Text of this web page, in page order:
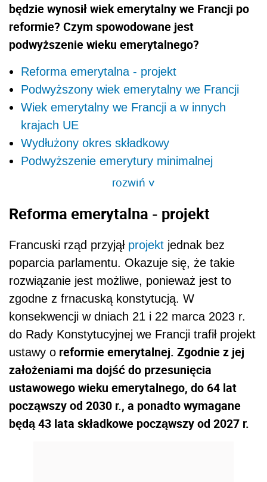
będzie wynosił wiek emerytalny we Francji po
reformie? Czym spowodowane jest
podwyższenie wieku emerytalnego?
Reforma emerytalna - projekt
Podwyższony wiek emerytalny we Francji
Wiek emerytalny we Francji a w innych
krajach UE
Wydłużony okres składkowy
Podwyższenie emerytury minimalnej
rozwiń>
Reforma emerytalna - projekt
Francuski rząd przyjął projekt jednak bez
poparcia parlamentu. Okazuje się, że takie
rozwiązanie jest możliwe, ponieważ jest to
zgodne z frnacuską konstytucją. W
konsekwencji wdniach 21 i 22 marca 2023 r.
do Rady Konstytucyjnej we Francji trafił projekt
ustawy o reformie emerytalnej. Zgodnie z jej
założeniami ma dojść do przesunięcia
ustawowego wieku emerytalnego, do 64 lat
począwszy od 2030 r., a ponadto wymagane
będą 43 lata składkowe począwszy od 2027 r.